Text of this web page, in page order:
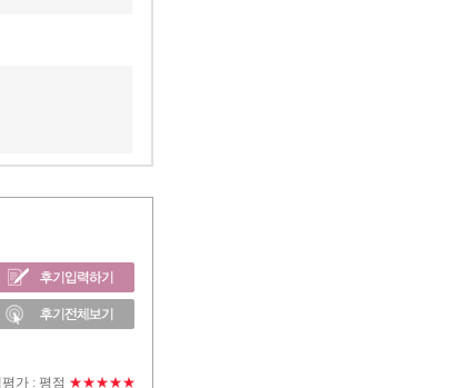
가 : 평점 ★★★★★